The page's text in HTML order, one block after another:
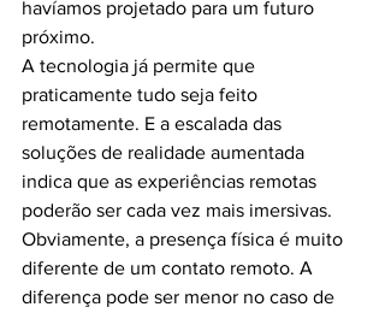
havíamos projetado para um futuro
próximo.
A tecnologia já permite que
praticamente tudo seja feito
remotamente. E a escalada das
soluções de realidade aumentada
indica que as experiências remotas
poderão ser cada vez mais imersivas.
Obviamente, a presença física é muito
diferente de um contato remoto. A
diferença pode ser menor no caso de